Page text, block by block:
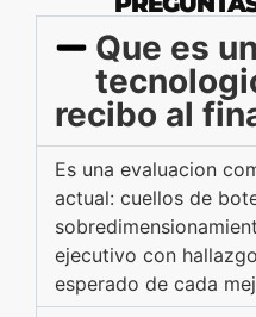
Que es
recibo al
Es una evaluacion
actual: cuellos de
ejecutivo con
esperado de cada